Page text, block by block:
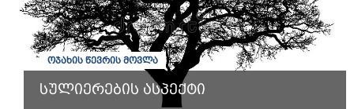
ᲝᲯᲐᲮᲘᲡ ᲬᲔᲕᲠᲘᲡ ᲛᲝᲕᲚᲐ
სულიერების ასპექტი